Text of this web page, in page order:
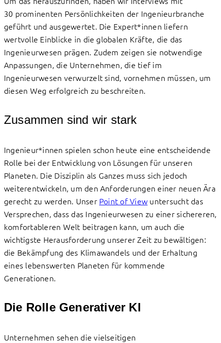
30 prominenten Persönlichkeiten der Ingenieurbranche
geführt und ausgewertet. Die Expert*innen liefern
wertvolle Einblicke in die globalen Kräfte, die das
Ingenieurwesen prägen. Zudem zeigen sie notwendige
Anpassungen, die Unternehmen, die tief im
Ingenieurwesen verwurzelt sind, vornehmen müssen, um
diesen Weg erfolgreich zu beschreiten.
Zusammen sind wir stark
Ingenieur*innen spielen schon heute eine entscheidende
Rolle bei der Entwicklung von Lösungen für unseren
Planeten. Die Disziplin als Ganzes muss sich jedoch
weiterentwickeln, um den Anforderungen einer neuen Ära
gerecht zu werden. Unser Point of View untersucht das
Versprechen, dass das Ingenieurwesen zu einer sichereren,
komfortableren Welt beitragen kann, um auch die
wichtigste Herausforderung unserer Zeit zu bewältigen:
die Bekämpfung des Klimawandels und der Erhaltung
eines lebenswerten Planeten für kommende
Generationen.
Die Rolle Generativer KI
Unternehmen sehen die vielseitigen